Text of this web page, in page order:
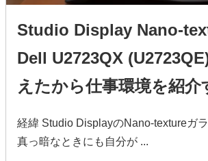
Studio Display Nano-
Dell U2723QX
えたから仕事環境を紹介
経緯 Studio DisplayのNano-textureガ
真っ暗なときにも自分が ...